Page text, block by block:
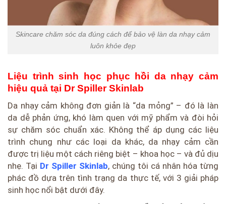
Skincare chăm sóc da đúng cách để bảo vệ làn da nhạy cảm
luôn khỏe đẹp
Liệu trình sinh học phục hồi da nhạy cảm
hiệu quả tại Dr Spiller Skinlab
Da nhạy cảm không đơn giản là “da mỏng” – đó là làn
da dễ phản ứng, khó làm quen với mỹ phẩm và đòi hỏi
sự chăm sóc chuẩn xác. Không thể áp dụng các liệu
trình chung như các loại da khác, da nhạy cảm cần
được trị liệu một cách riêng biệt – khoa học – và đủ dịu
nhẹ. Tại Dr Spiller Skinlab, chúng tôi cá nhân hóa từng
phác đồ dựa trên tình trạng da thực tế, với 3 giải pháp
sinh học nổi bật dưới đây.